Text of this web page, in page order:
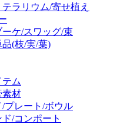
ラリウム/寄せ植え
ーケ/スワッグ/束
品(枝/実/葉)
ム
材
プレート/ボウル
/コンポート